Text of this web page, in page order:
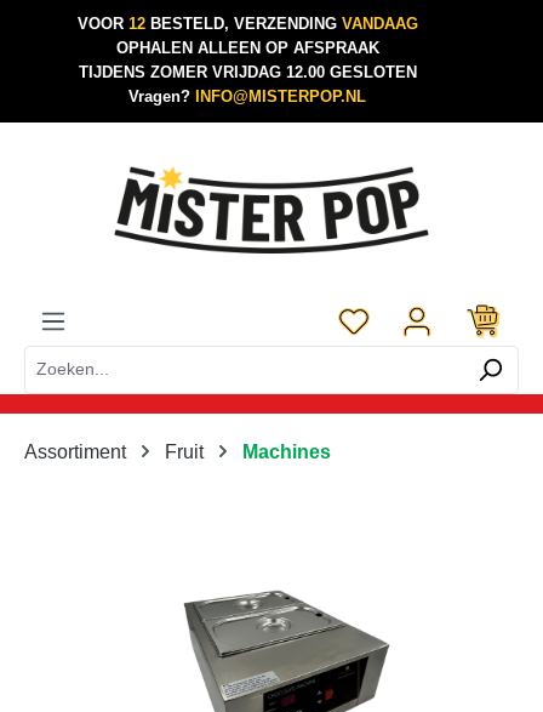
Ga naar de hoofdinhoud
VOOR 12 BESTELD, VERZENDING VANDAAG
OPHALEN ALLEEN OP AFSPRAAK
TIJDENS ZOMER VRIJDAG 12.00 GESLOTEN
Vragen?
INFO@MISTERPOP.NL
Je hebt 0 items op
Assortiment Fruit Machines